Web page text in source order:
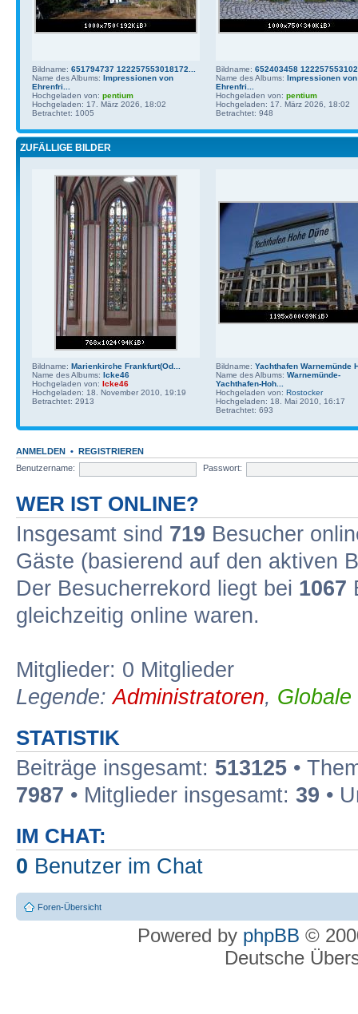
Bildname: 651794737 122257553018172...
Name des Albums: Impressionen von
Ehrenfri...
Hochgeladen von: pentium
Hochgeladen: 17. März 2026, 18:02
Betrachtet: 1005
Bildname: 652403458
Name des Albums: Impressionen von
Ehrenfri...
Hochgeladen von: pentium
Hochgeladen: 17. März 2026, 18:02
Betrachtet: 948
ZUFÄLLIGE BILDER
Bildname: Marienkirche Frankfurt(Od...
Name des Albums: Icke46
Hochgeladen von: Icke46
Hochgeladen: 18. November 2010, 19:19
Betrachtet: 2913
Bildname: Yachthafen Warnemünde
Name des Albums: Warnemünde-
Yachthafen-Hoh...
Hochgeladen von: Rostocker
Hochgeladen: 18. Mai 2010, 16:17
Betrachtet: 693
ANMELDEN • REGISTRIEREN
Benutzername:
Passwort:
WER IST ONLINE?
Insgesamt sind 719 Besucher
Gäste (basierend auf den aktiven
Der Besucherrekord liegt bei 1067
gleichzeitig online waren.
Mitglieder: 0 Mitglieder
Legende:Administratoren,
STATISTIK
Beiträge insgesamt: 513125 •
7987 • Mitglieder insgesamt: 39 •
IM CHAT:
0 Benutzer im Chat
Foren-Übersicht
Powered by phpBB ©
Deutsche